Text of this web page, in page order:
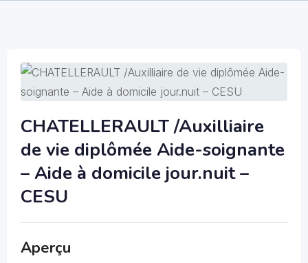
CHATELLERAULT /Auxilliaire
de vie diplômée Aide-soignante
– Aide à domicile jour.nuit –
CESU
Aperçu